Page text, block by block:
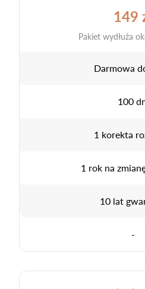
149
Pakiet wydłuża
Darmowa
100
1 korekta
1 rok na
10 lat
-